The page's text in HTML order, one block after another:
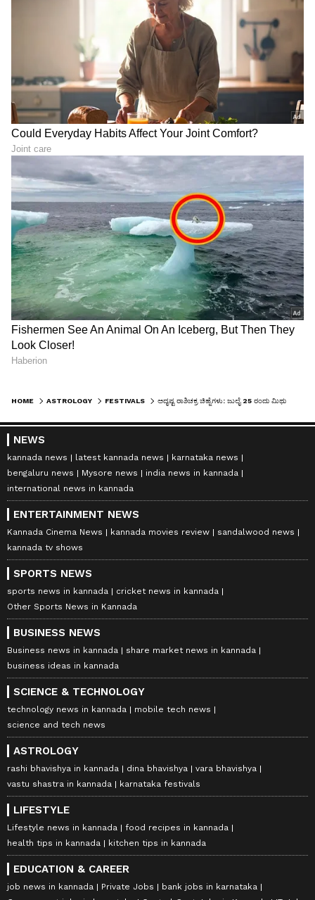
HOME ASTROLOGY FESTIVALS
NEWS
kannada news latest kannada news
karnataka news
bengaluru news
Mysore news
india news in kannada
international news in kannada
ENTERTAINMENT NEWS
Kannada Cinema News kannada movies review
sandalwood news
kannada tv shows
SPORTS NEWS
sports news in kannada
cricket news in kannada
Other Sports News in Kannada
BUSINESS NEWS
Business news in kannada
share market news in kannada
business ideas in kannada
SCIENCE & TECHNOLOGY
technology news in kannada
mobile tech news
science and tech news
ASTROLOGY
rashi bhavishya in kannada dina bhavishya
vara bhavishya
vastu shastra in kannada
karnataka festivals
LIFESTYLE
Lifestyle news in kannada
food recipes in kannada
health tips in kannada
kitchen tips in kannada
EDUCATION & CAREER
job news in kannada Private Jobs
bank jobs in karnataka